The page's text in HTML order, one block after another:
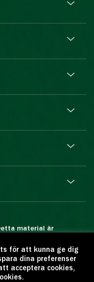
material är
är förbjuden.
källan:
utgivare:
för att kunna ge dig
dina preferenser
acceptera cookies,